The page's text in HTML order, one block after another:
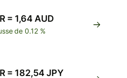
= 1,64 AUD
de 0.12 %
= 182,54 JPY